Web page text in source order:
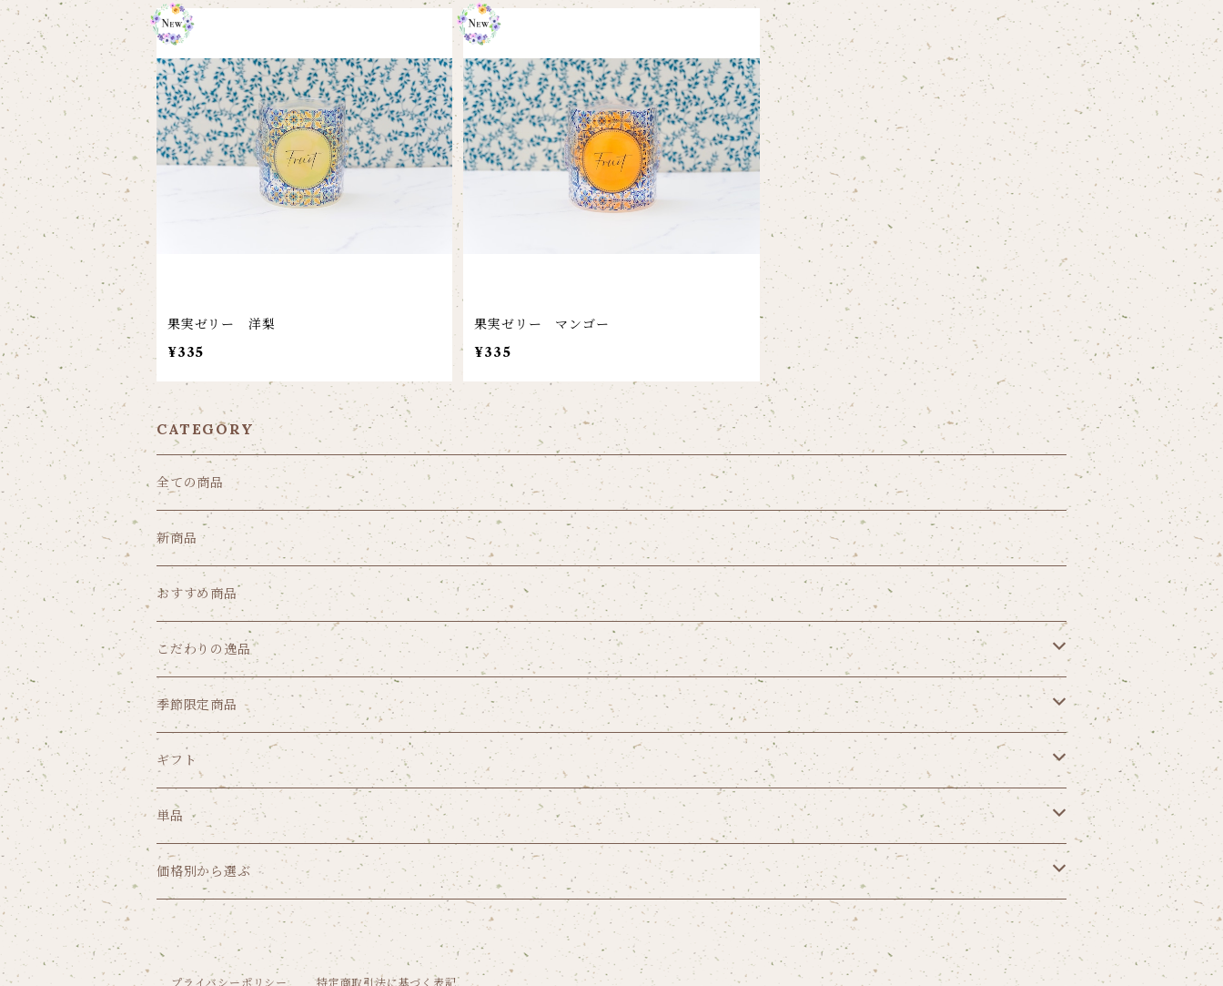
果実ゼリー 洋梨
¥335
果実ゼリー マンゴー
¥335
CATEGORY
全ての商品
新商品
おすすめ商品
こだわりの逸品
クッキー
パウンドケーキ
リーフパイ
季節限定商品
ゼリー
ショコラ
ギフト
価格から選ぶ
1,000円（税込み）未満
1,000円～1,999円（税込）
2,000円～2,999円（税込）
焼菓子から選ぶ
ガトーセック
焼菓子詰合せ
単品
ガトー
葉山のショコラ・カロ
フリアン
価格別から選ぶ
1,000円（税込み）未満
1,000円～1,999円（税込）
プライバシーポリシー 特定商取引法に基づく表記